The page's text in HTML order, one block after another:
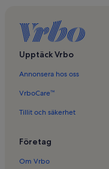
Upptäck Vrbo
Annonsera hos oss
VrboCare™
Tillit och säkerhet
Företag
Om Vrbo